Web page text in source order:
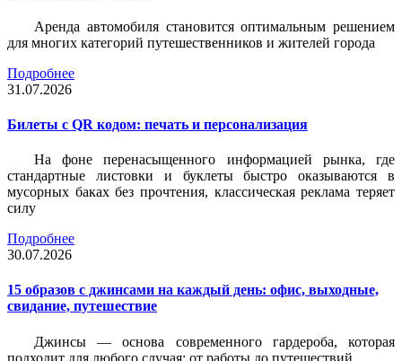
Аренда автомобиля становится оптимальным решением
для многих категорий путешественников и жителей города
Подробнее
31.07.2026
Билеты c QR кодом: печать и персонализация
На фоне перенасыщенного информацией рынка, где
стандартные листовки и буклеты быстро оказываются в
мусорных баках без прочтения, классическая реклама теряет
силу
Подробнее
30.07.2026
15 образов с джинсами на каждый день: офис, выходные,
свидание, путешествие
Джинсы — основа современного гардероба, которая
подходит для любого случая: от работы до путешествий